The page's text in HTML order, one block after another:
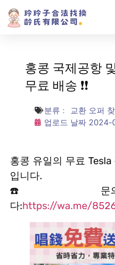
홍콩 국제공항
무료 배송 ❗️❗️
분류﹕ 교환 오퍼
업로드 날짜 2024-
홍콩 유일의 무료
입니다.
☎️ 문의를
다:https://wa.me/